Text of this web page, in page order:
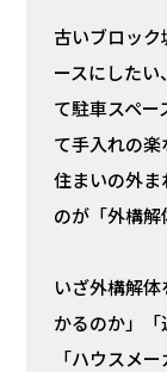
古いブロッ
ースにした
て駐車スペ
て手入れの
住まいの外ま
のが「外構解
いざ外構解
かるのか」「
「ハウスメ